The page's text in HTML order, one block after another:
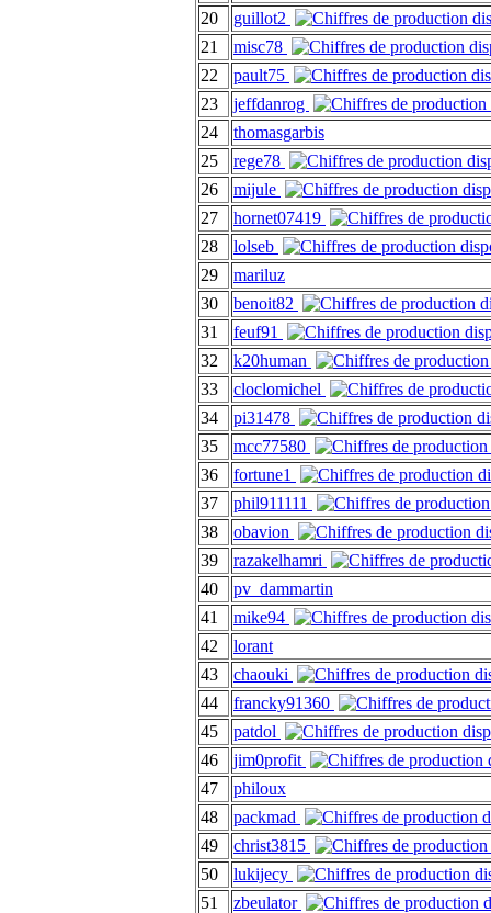
20
guillot2
21
misc78
22
pault75
23
jeffdanrog
24
thomasgarbis
25
rege78
26
mijule
27
hornet07419
28
lolseb
29
mariluz
30
benoit82
31
feuf91
32
k20human
33
cloclomichel
34
pi31478
35
mcc77580
36
fortune1
37
phil911111
38
obavion
39
razakelhamri
40
pv_dammartin
41
mike94
42
lorant
43
chaouki
44
francky91360
45
patdol
46
jim0profit
47
philoux
48
packmad
49
christ3815
50
lukijecy
51
zbeulator